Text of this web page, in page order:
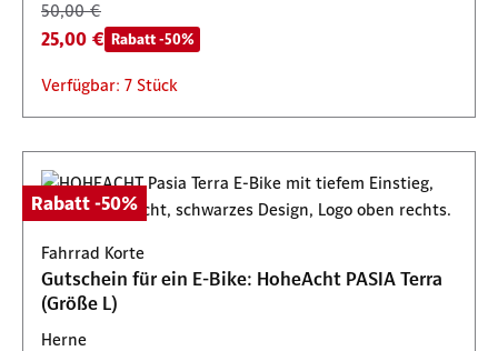
50,00 €
25,00 € Rabatt -50%
Verfügbar: 7 Stück
Rabatt -50%
Fahrrad Korte
Gutschein für ein E-Bike: HoheAcht PASIA Terra
(Größe L)
Herne